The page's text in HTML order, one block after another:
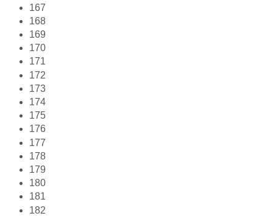
167
168
169
170
171
172
173
174
175
176
177
178
179
180
181
182